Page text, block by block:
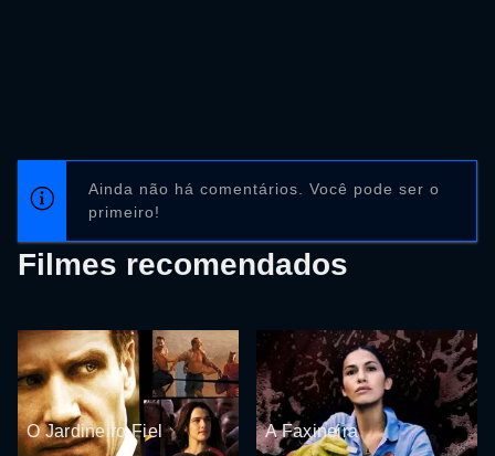
Ainda não há comentários. Você pode ser o
primeiro!
Filmes recomendados
O Jardineiro Fiel A Faxineira